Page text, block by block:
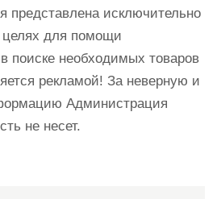
представлена исключительно
целях для помощи
поиске необходимых товаров
рекламой! За неверную и
Администрация
не несет.